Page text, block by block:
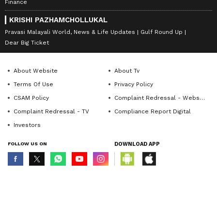
Finance
KRISHI PAZHAMCHOLLUKAL
Pravasi Malayali World, News & Life Updates
Gulf Round Up
Dear Big Ticket
About Website
About Tv
Terms Of Use
Privacy Policy
CSAM Policy
Complaint Redressal - Website
Complaint Redressal - TV
Compliance Report Digital
Investors
FOLLOW US ON DOWNLOAD APP